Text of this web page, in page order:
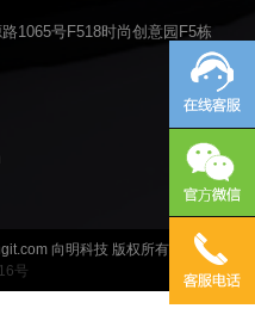
1065号F518时尚创意园F5栋
向明科技 版权所有
粤ICP备
号